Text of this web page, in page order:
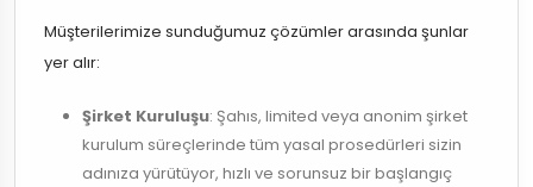
Müşterilerimize sunduğumuz çözümler arasında şunlar
yer alır:
Şirket Kuruluşu: Şahıs, limited veya anonim şirket
kurulum süreçlerinde tüm yasal prosedürleri sizin
adınıza yürütüyor, hızlı ve sorunsuz bir başlangıç